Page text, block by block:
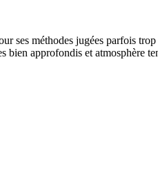
ses méthodes jugées parfois
bien approfondis et atmosphère